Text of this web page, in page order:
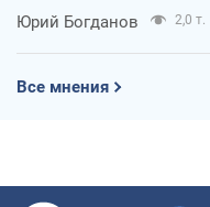
Юрий Богданов 2,0 т.
Все мнения